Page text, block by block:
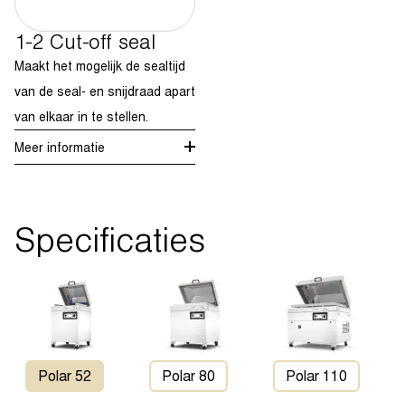
1-2 Cut-off seal
Maakt het mogelijk de sealtijd
van de seal- en snijdraad apart
van elkaar in te stellen.
Meer informatie
Specificaties
Polar 52 Polar 80 Polar 110